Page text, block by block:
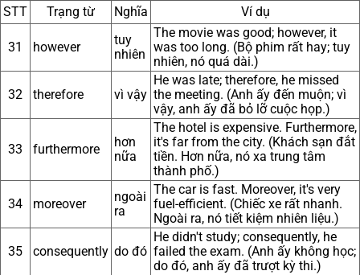
STT Trạng từ Nghĩa Ví dụ
31 however
tuy
nhiên
The movie was good; however, it
was too long. (Bộ phim rất hay; tuy
nhiên, nó quá dài.)
32 therefore vì vậy
He was late; therefore, he missed
the meeting. (Anh ấy đến muộn; vì
vậy, anh ấy đã bỏ lỡ cuộc họp.)
33 furthermore
hơn
nữa
The hotel is expensive. Furthermore,
it's far from the city. (Khách sạn đắt
tiền. Hơn nữa, nó xa trung tâm
thành phố.)
34 moreover
ngoài
ra
The car is fast. Moreover, it's very
fuel-efficient. (Chiếc xe rất nhanh.
Ngoài ra, nó tiết kiệm nhiên liệu.)
35 consequently do đó
He didn't study; consequently, he
failed the exam. (Anh ấy không học;
do đó, anh ấy đã trượt kỳ thi.)